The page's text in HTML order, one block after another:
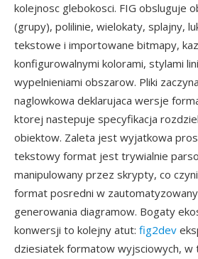
kolejnosc glebokosci. FIG obsluguje
(grupy), polilinie, wielokaty, splajny,
tekstowe i importowane bitmapy,
konfigurowalnymi kolorami, stylami
wypelnieniami obszarow. Pliki
naglowkowa deklarujaca wersje
ktorej nastepuje specyfikacja
obiektow. Zaleta jest wyjatkowa
tekstowy format jest trywialnie
manipulowany przez skrypty, co
format posredni w
generowania diagramow. Bogaty
konwersji to kolejny atut: fig2dev
dziesiatek formatow wyjsciowych, w